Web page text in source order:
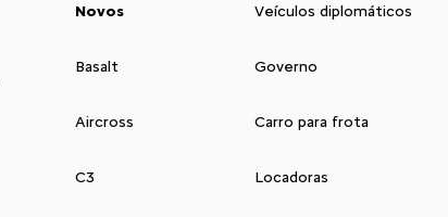
Novos
Basalt
Aircross
C3
Veículos diplomáticos
Governo
Carro para frota
Locadoras